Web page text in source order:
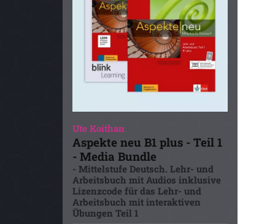
Ute Koithan
Aspekte neu B1 plus - Teil 1
- Media Bundle
- Mittelstufe Deutsch. Lehr- und
Arbeitsbuch mit Audios inklusive
Lizenzcode für das Lehr- und
Arbeitsbuch mit interaktiven
Übungen Teil 1